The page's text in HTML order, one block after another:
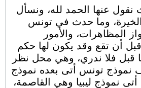
عنها الحمد لله، ونسأل
الخيرة، وما حدث في تونس
المظاهرات، والأمور
أن تقع وقد يكون لها حكم
قبل فلا ندري، وهي محل نظر
نموذج تونس أتى بعده نموذج
نموذج ليبيا وهي القاصمة،